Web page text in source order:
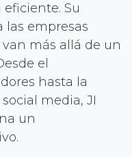
Su
empresas
más allá de un
el
hasta la
media, JI
un